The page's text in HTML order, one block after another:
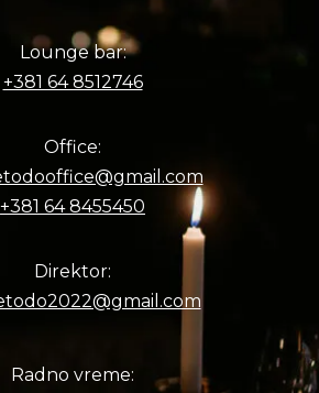
Lounge bar:
+381 64 8512746
Office:
+381 64 8455450
Direktor:
Radno vreme: